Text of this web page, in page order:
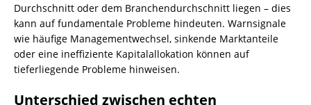
Durchschnitt oder dem Branchendurchschnitt liegen – dies
kann auf fundamentale Probleme hindeuten. Warnsignale
wie häufige Managementwechsel, sinkende Marktanteile
oder eine ineffiziente Kapitalallokation können auf
tieferliegende Probleme hinweisen.
Unterschied zwischen echten